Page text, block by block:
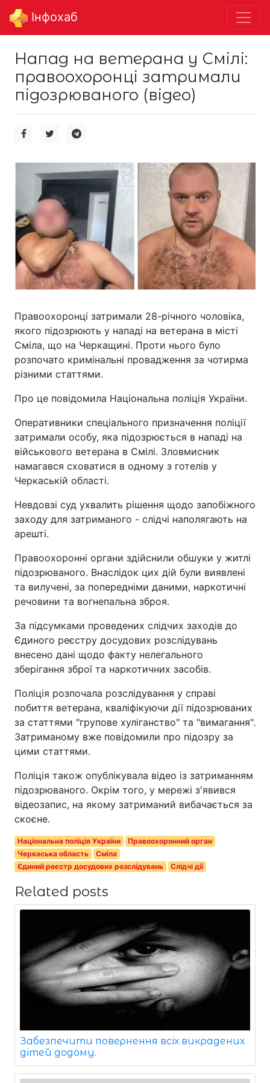
Інфохаб
Напад на ветерана у Смілі:
правоохоронці затримали
підозрюваного (відео)
Правоохоронці затримали 28-річного чоловіка,
якого підозрюють у нападі на ветерана в місті
Сміла, що на Черкащині. Проти нього було
розпочато кримінальні провадження за чотирма
різними статтями.
Про це повідомила Національна поліція України.
Оперативники спеціального призначення поліції
затримали особу, яка підозрюється в нападі на
військового ветерана в Смілі. Зловмисник
намагався сховатися в одному з готелів у
Черкаській області.
Невдовзі суд ухвалить рішення щодо запобіжного
заходу для затриманого - слідчі наполягають на
арешті.
Правоохоронні органи здійснили обшуки у житлі
підозрюваного. Внаслідок цих дій були виявлені
та вилучені, за попередніми даними, наркотичні
речовини та вогнепальна зброя.
За підсумками проведених слідчих заходів до
Єдиного реєстру досудових розслідувань
внесено дані щодо факту нелегального
зберігання зброї та наркотичних засобів.
Поліція розпочала розслідування у справі
побиття ветерана, кваліфікуючи дії підозрюваних
за статтями "групове хуліганство" та "вимагання".
Затриманому вже повідомили про підозру за
цими статтями.
Поліція також опублікувала відео із затриманням
підозрюваного. Окрім того, у мережі з'явився
відеозапис, на якому затриманий вибачається за
скоєне.
Національна поліція України
Правоохоронний орган
Черкаська область
Сміла
Єдиний реєстр досудових розслідувань
Слідчі дії
Related posts
Забезпечити повернення всіх викрадених
дітей додому.